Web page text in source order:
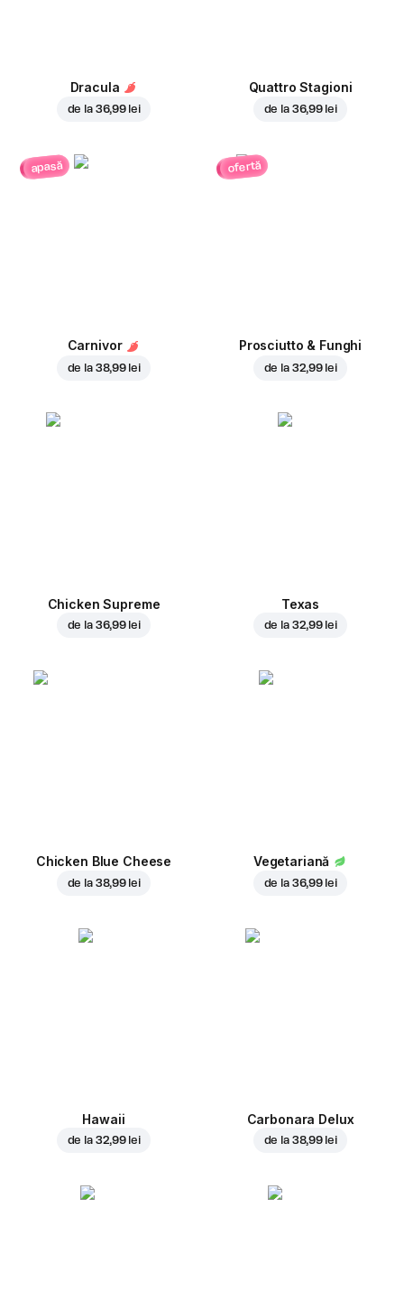
Dracula
de la 36,99 lei
Quattro Stagioni
de la 36,99 lei
apasă
Carnivor
de la 38,99 lei
ofertă
Prosciutto & Funghi
de la 32,99 lei
Chicken Supreme
de la 36,99 lei
Texas
de la 32,99 lei
Chicken Blue Cheese
de la 38,99 lei
Vegetariană
de la 36,99 lei
Hawaii
de la 32,99 lei
Carbonara Delux
de la 38,99 lei